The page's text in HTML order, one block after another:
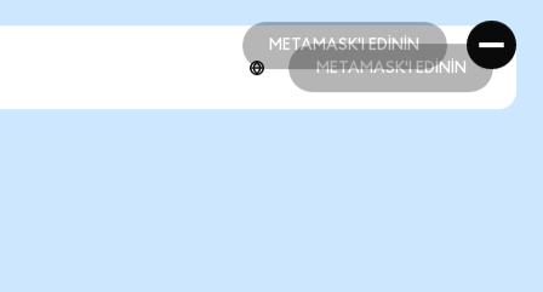
METAMASK'I EDİNİN
METAMASK'I EDİNİN
METAMASK'I EDİNİN